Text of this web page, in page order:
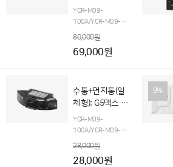
(구매 후, 고객지
원팀으로 입고요
YCR-M09-
100A/YCR-M09-
110AG5맥스 오토엠
포함)
80,000원
69,000원
수통+먼지통(일
체형): G5맥스 전
용(G5 호환불가)
YCR-M09-
100A/YCR-M09-
110A 전용
28,000원
28,000원
9%